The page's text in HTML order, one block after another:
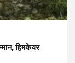
हिमकेयर